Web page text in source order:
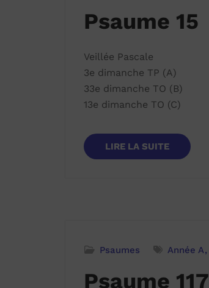
Psaume 15
Veillée Pascale
3e dimanche TP (A)
33e dimanche TO (B)
13e dimanche TO (C)
LIRE LA SUITE
Psaumes Année A
Psaume 117